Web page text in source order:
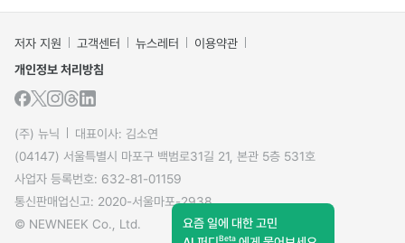
저자 지원 고객센터 뉴스레터
이용약관
개인정보 처리방침
(주) 뉴닉
대표이사: 김소연
(04147) 서울특별시 마포구 백범로31길 21, 본관 5층 531호
사업자 등록번호: 632-81-01159
통신판매업신고: 2020-서울마포-2938
© NEWNEEK Co., Ltd.
요즘 일에 대한 고민
Beta